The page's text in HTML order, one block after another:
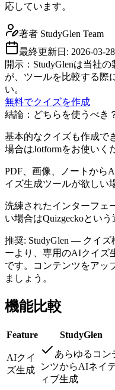
応しています。
著者 StudyGlen Team
最終更新日: 2026-03-28
開示：StudyGlenは当社
が、ツールを比較する際
い。
無料でクイズを作成
結論：どちらを使うべき
基本的なクイズも作成で
場合はJotformをお使いく
PDF、画像、ノートから
イズ生成ツールが欲しい
洗練されたインターフェ
い場合はQuizgeckoという
推奨: StudyGlen — クイ
ーより、専用のAIクイズ
です。コンテンツをアッ
ましょう。
機能比較
Feature StudyGlen
AIクイ
ズ生成
あらゆるコン
ンツからAIネイ
ィブ生成